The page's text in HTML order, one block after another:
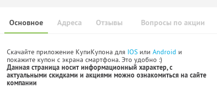
Основное Отзывы Вопросы по акции
Адреса
Скачайте приложение КупиКупона для IOS или Android и
покажите купон с экрана смартфона. Это удобно :)
Данная страница носит информационный характер, с
актуальными скидками и акциями можно ознакомиться на сайте
компании